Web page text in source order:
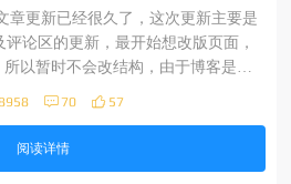
章更新已经很久了，这次更新主要是
论区的更新，最开始想改版页面，
以暂时不会改结构，由于博客是去
做调整。 最开始做wordpress主题对
70 57
阅读详情